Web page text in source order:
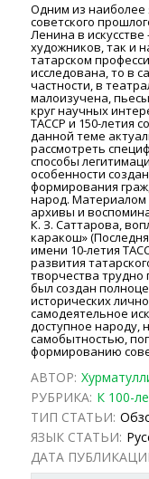
Одним из наиболее
советского
Ленина в
художников, так и
татарском
исследована, то в
частности, в
малоизучена,
круг научных
ТАССР и 150-летия
данной теме
рассмотреть
способы
особенности
формирования
народ. Материалом
архивы и
К. З. Саттарова,
каракош»
имени 10-летия
развития
творчества трудно
был создан
исторических
самодеятельное
доступное народу,
самобытностью,
формированию
АВТОР:
РУБРИКА: К 100-
ТИП СТАТЬИ:
ЯЗЫК СТАТЬИ:
ДАТА